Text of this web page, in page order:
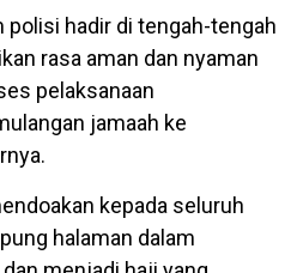
polisi hadir di tengah-tengah
rasa aman dan nyaman
pelaksanaan
jamaah ke
kepada seluruh
halaman dalam